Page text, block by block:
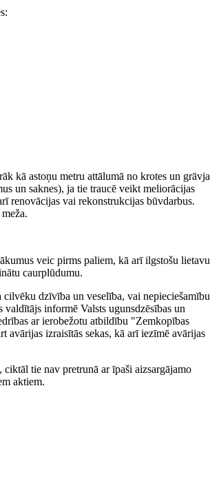
kā astoņu metru attālumā no krotes un grāvja
un saknes), ja tie traucē veikt meliorācijas
renovācijas vai rekonstrukcijas būvdarbus.
veic pirms paliem, kā arī ilgstošu lietavu
caurplūdumu.
dzīvība un veselība, vai nepieciešamību
informē Valsts ugunsdzēsības un
ar ierobežotu atbildību "Zemkopības
avārijas izraisītās sekas, kā arī iezīmē avārijas
tie nav pretrunā ar īpaši aizsargājamo
aktiem.